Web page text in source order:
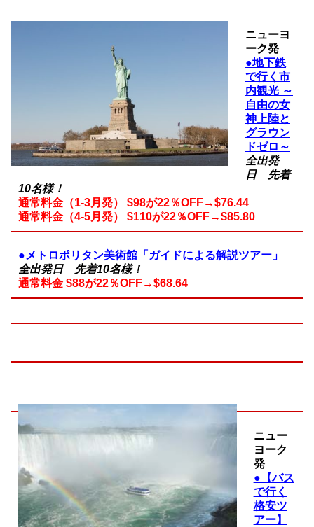
ニューヨ
ーク発
●地下鉄
で行く市
内観光 ～
自由の女
神上陸と
グラウン
ドゼロ～
全出発
日 先着
10名様！
通常料金（1-3月発） $98が22％OFF→$76.44
通常料金（4-5月発） $110が22％OFF→$85.80
●メトロポリタン美術館「ガイドによる解説ツアー」
全出発日 先着10名様！
通常料金 $88が22％OFF→$68.64
ニュー
ヨーク
発
●【バス
で行く
格安ツ
アー】